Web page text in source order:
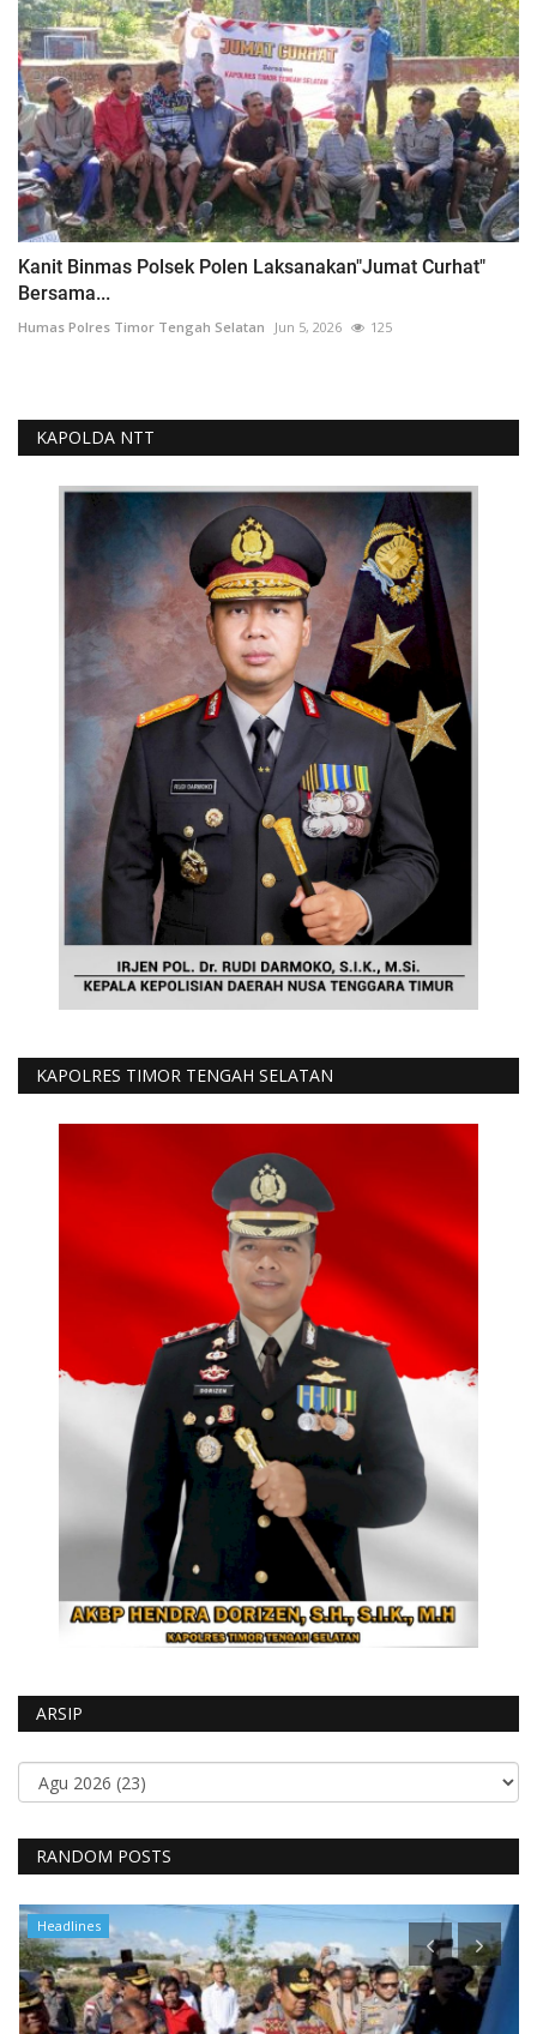
Kanit Binmas Polsek Polen Laksanakan"Jumat Curhat"
Bersama...
Humas Polres Timor Tengah Selatan Jun 5, 2026 125
KAPOLDA NTT
KAPOLRES TIMOR TENGAH SELATAN
ARSIP
RANDOM POSTS
Headlines